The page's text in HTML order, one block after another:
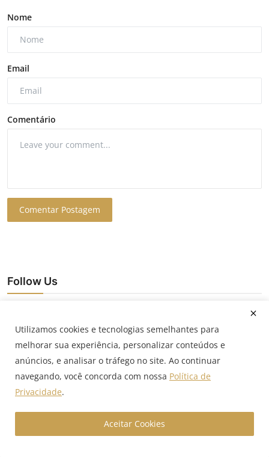
Nome
Email
Comentário
Comentar Postagem
Follow Us
Youtube
Utilizamos cookies e tecnologias semelhantes para
melhorar sua experiência, personalizar conteúdos e
anúncios, e analisar o tráfego no site. Ao continuar
navegando, você concorda com nossa Política de
Privacidade.
Aceitar Cookies